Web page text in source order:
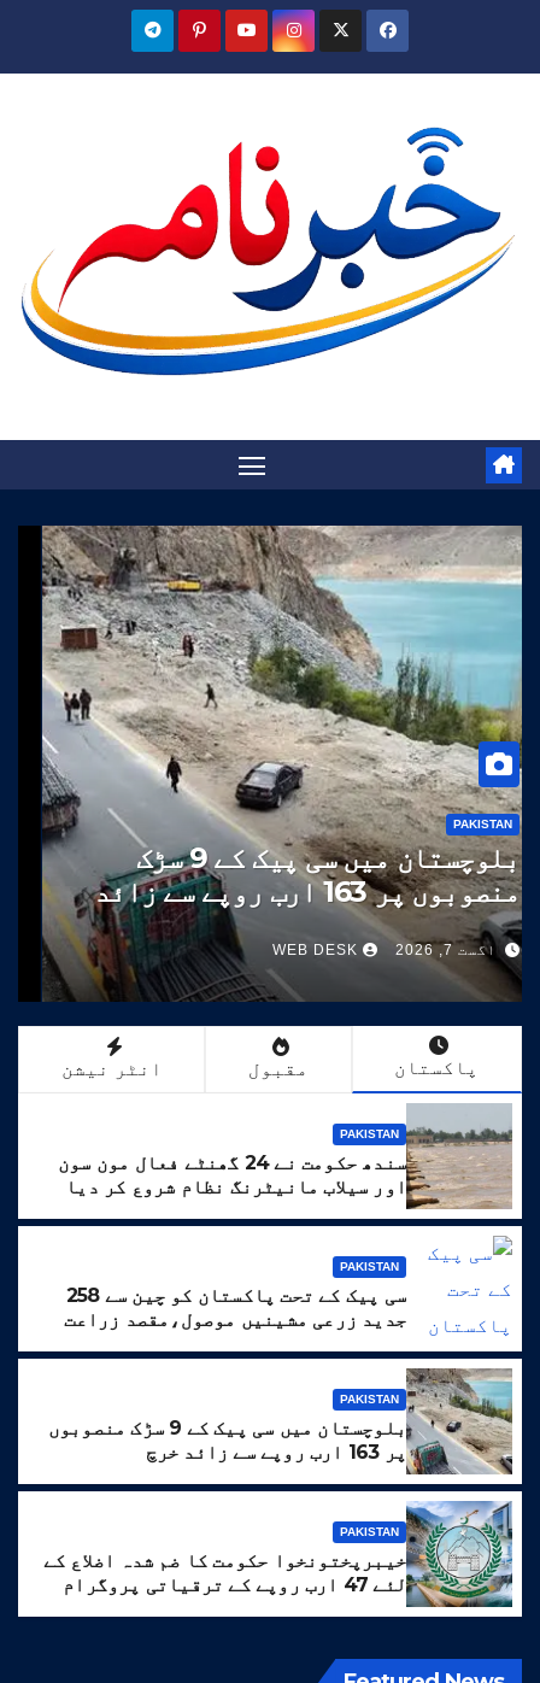
PAKISTAN
بلوچستان میں سی پیک کے 9 سڑک
منصوبوں پر 163 ارب روپے سے زائد
خرچ
اگست 7, 2026 WEB DESK
پاکستان مقبول انٹر نیشن
PAKISTAN
سندھ حکومت نے 24 گھنٹے فعال مون سون
اور سیلاب مانیٹرنگ نظام شروع کر دیا
PAKISTAN
سی پیک کے تحت پاکستان کو چین سے 258
جدید زرعی مشینیں موصول،مقصد زراعت
PAKISTAN
بلوچستان میں سی پیک کے 9 سڑک منصوبوں
پر 163 ارب روپے سے زائد خرچ
PAKISTAN
خیبرپختونخوا حکومت کا ضم شدہ اضلاع کے
لئے 47 ارب روپے کے ترقیاتی پروگرام